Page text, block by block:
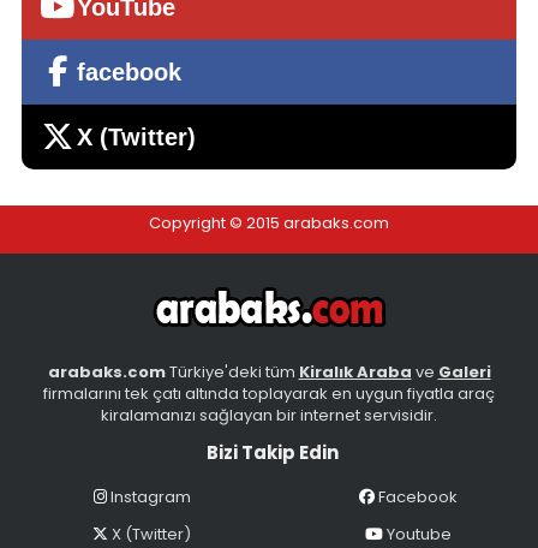
Kiralama bedeli 1200 TL
Seat Leon
Kiralama bedeli 780 TL
İstanbul - Avrupa, Başakşehir
YouTube
facebook
X (Twitter)
Copyright © 2015 arabaks.com
arabaks.comTürkiye'deki tüm Kiralık Araba ve Galeri
firmalarını tek çatı altında toplayarak en uygun fiyatla araç
kiralamanızı sağlayan bir internet servisidir.
Bizi Takip Edin
Instagram
Facebook
X (Twitter)
Youtube